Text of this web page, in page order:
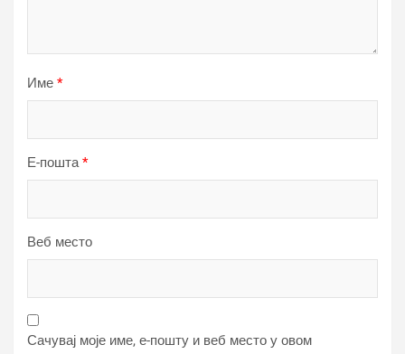
Име *
Е-пошта*
Веб место
Сачувај моје име, е-пошту и веб место у овом